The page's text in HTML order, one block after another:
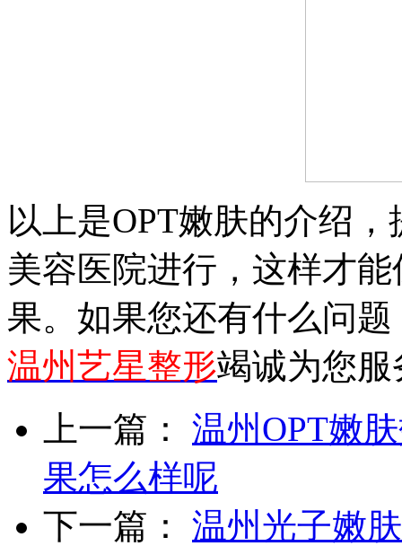
以上是OPT嫩肤的介绍
美容医院进行，这样才
果。如果您还有什么问
温州艺星整形竭诚为您服
上一篇：
温州OPT嫩
果怎么样呢
下一篇：
温州光子嫩